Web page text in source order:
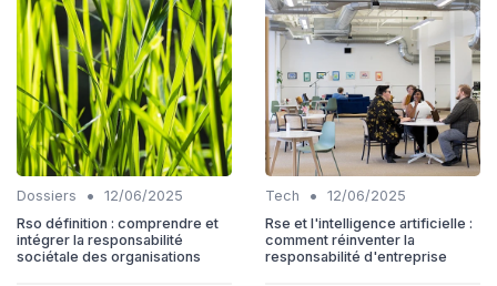
Dossiers •
12/06/2025
Rso définition : comprendre et
intégrer la responsabilité
sociétale des organisations
Tech •
12/06/2025
Rse et l'intelligence artificielle :
comment réinventer la
responsabilité d'entreprise